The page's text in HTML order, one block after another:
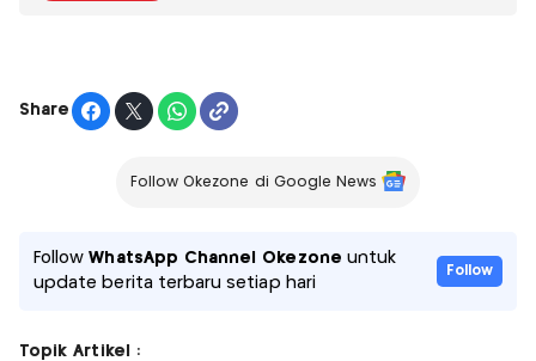
Share
Follow Okezone di Google News
FollowWhatsApp Channel Okezone untuk
update berita terbaru setiap hari
Follow
Topik Artikel :